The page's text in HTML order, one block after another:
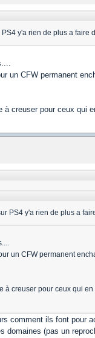
PS4 y'a rien de plus a faire
un CFW permanent
à creuser pour ceux qui
PS4 y'a rien de plus a
un CFW permanent
à creuser pour ceux qui
comment ils font pour
domaines (pas un